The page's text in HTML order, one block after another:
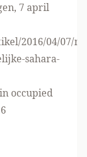
7 april
2016/04/07/
sahara-
occupied